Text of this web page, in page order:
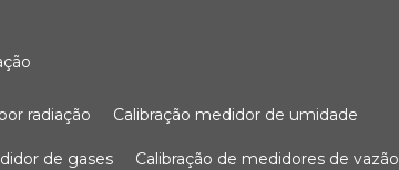
radiação calibração medidor de umidade
de gases calibração de medidores de vazão